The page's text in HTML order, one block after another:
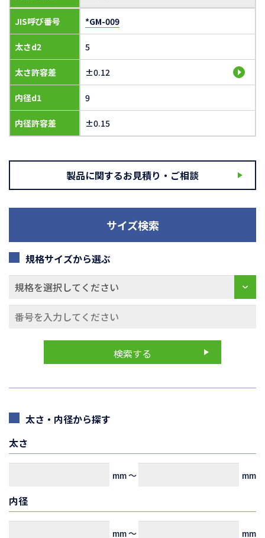
JIS呼び番号
太さd2
太さ許容差
内径d1
内径許容差
*GM-009
5
±0.12
9
±0.15
製品に関するお見積り・ご相談
サイズ検索
規格サイズから選ぶ
太さ・内径から探す
太さ
mm～ mm
内径
mm～ mm